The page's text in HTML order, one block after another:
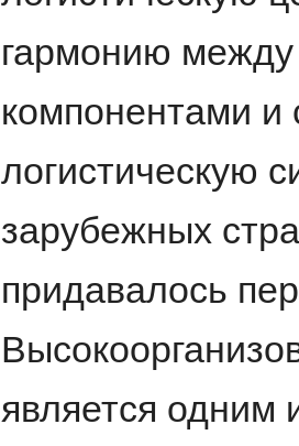
гармонию между
компонентами
логистическую
зарубежных
придавалось
является одним